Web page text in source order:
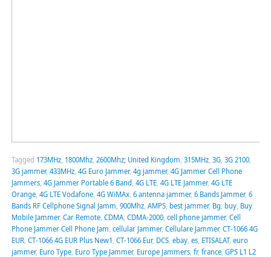
Tagged 173MHz, 1800Mhz, 2600Mhz; United Kingdom 315MHz, 3G, 3G 2100,
3G jammer, 433MHz, 4G Euro Jammer, 4g jammer, 4G Jammer Cell Phone
Jammers, 4G Jammer Portable 6 Band 4G LTE, 4G LTE Jammer, 4G LTE
Orange, 4G LTE Vodafone, 4G WiMAx, 6 antenna jammer, 6 Bands Jammer, 6
Bands RF Cellphone Signal Jamm 900Mhz, AMPS, best jammer, Bg buy, Buy
Mobile Jammer, Car Remote, CDMA, CDMA-2000, cell phone jammer, Cell
Phone Jammer Cell Phone Jam cellular Jammer, Cellulare Jammer, CT-1066 4G
EUR, CT-1066 4G EUR Plus New1 CT-1066 Eur, DCS, ebay, es, ETISALAT, euro
jammer, Euro Type, Euro Type Jammer, Europe Jammers, fr, france, GPS L1 L2